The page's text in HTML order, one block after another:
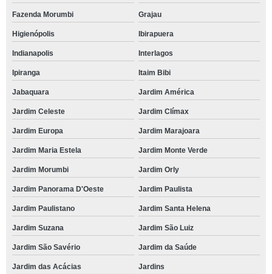
Fazenda Morumbi Grajau
Higienópolis Ibirapuera
Indianapolis Interlagos
Ipiranga Itaim Bibi
Jabaquara Jardim América
Jardim Celeste Jardim Clímax
Jardim Europa Jardim Marajoara
Jardim Maria Estela Jardim Monte Verde
Jardim Morumbi Jardim Orly
Jardim Panorama D'Oeste Jardim Paulista
Jardim Paulistano Jardim Santa Helena
Jardim Suzana Jardim São Luiz
Jardim São Savério Jardim da Saúde
Jardim das Acácias Jardins